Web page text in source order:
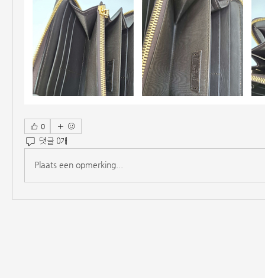
0
댓글 0개
Plaats een opmerking...